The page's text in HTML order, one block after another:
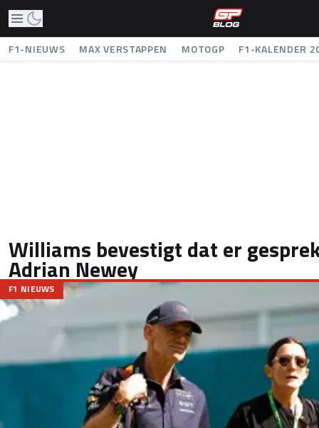
F1-NIEUWS MAX VERSTAPPEN MOTOGP F1-KALENDER
Williams bevestigt dat er
Adrian Newey
F1 NIEUWS